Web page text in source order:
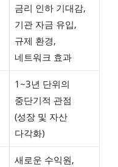
금리 인하 기대감,
기관 자금 유입,
규제 환경,
네트워크 효과
1~3년 단위의
중단기적 관점
(성장 및 자산
다각화)
새로운 수익원,